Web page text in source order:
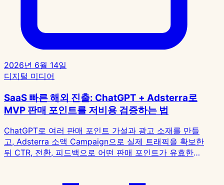
Adsterra
판
매
포
인
트
를
저
비
2026년 6월 14일
년
6
월
14
일
디
지
디지털 미디어
SaaS 빠른 해외 진출: ChatGPT + Adsterra로
MVP 판매 포인트를 저비용 검증하는 법
ChatGPT로 여러 판매 포인트 가설과 광고 소재를 만들
고, Adsterra 소액 Campaign으로 실제 트래픽을 확보한
뒤 CTR, 전환, 피드백으로 어떤 판매 포인트가 유효한지